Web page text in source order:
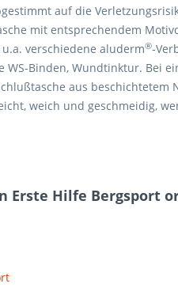
auf die
mit entsprechendem
verschiedene aluderm®-
Binden, Wundtinktur. Bei
aus beschichtetem
leicht, weich und
Erste Hilfe Bergsport